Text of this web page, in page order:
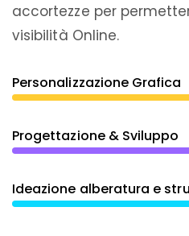
accortezze per
visibilità Online.
Personalizzazione Grafica
Progettazione & Sviluppo
Ideazione alberatura e